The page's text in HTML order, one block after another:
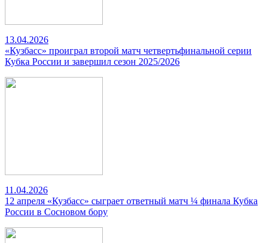
13.04.2026
«Кузбасс» проиграл второй матч четвертьфинальной серии
Кубка России и завершил сезон 2025/2026
11.04.2026
12 апреля «Кузбасс» сыграет ответный матч ¼ финала Кубка
России в Сосновом бору